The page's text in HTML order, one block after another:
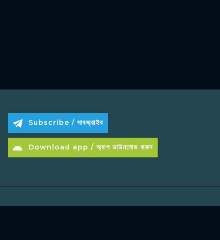
Subscribe / সাবস্ক্রাইব
Download app / অ্যাপ ডাউনলোড করুন